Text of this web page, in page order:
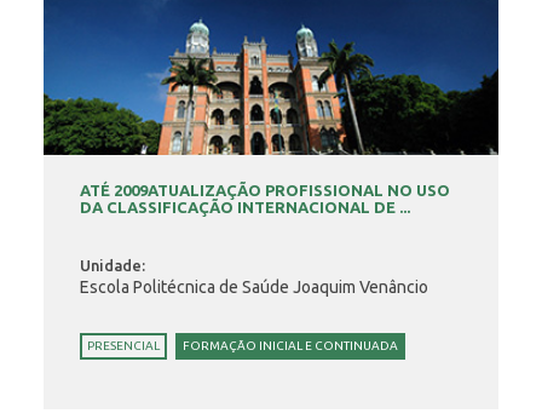
ATÉ 2009ATUALIZAÇÃO PROFISSIONAL NO USO
DA CLASSIFICAÇÃO INTERNACIONAL DE ...
Unidade:
Escola Politécnica de Saúde Joaquim Venâncio
PRESENCIAL FORMAÇÃO INICIAL E CONTINUADA